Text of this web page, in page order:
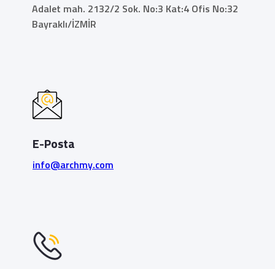
Adalet mah. 2132/2 Sok. No:3 Kat:4 Ofis No:32
Bayraklı/İZMİR
E-Posta
info@archmy.com